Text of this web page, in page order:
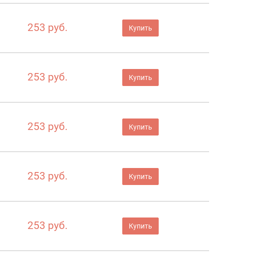
253 руб. Купить
253 руб. Купить
253 руб. Купить
253 руб. Купить
253 руб. Купить